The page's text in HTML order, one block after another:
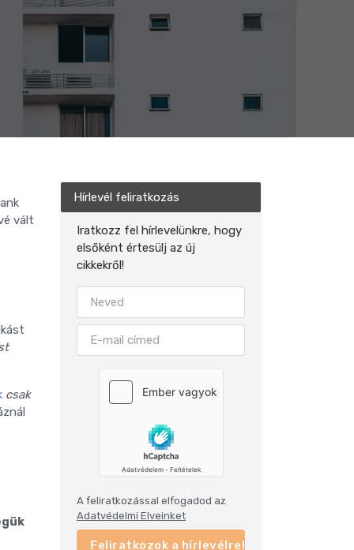
vált
csak
Hírlevél feliratkozás
Iratkozz fel hírlevelünkre, hogy
elsőként értesülj az új
cikkekről!
A feliratkozással elfogadod az
Adatvédelmi Elveinket
Feliratkozok a hírlevélre!